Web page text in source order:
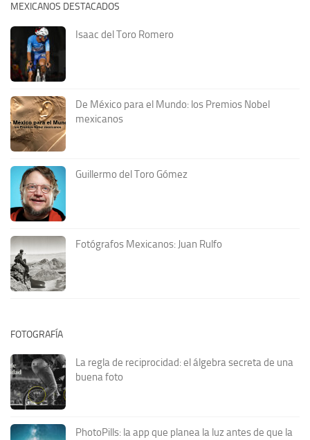
MEXICANOS DESTACADOS
Isaac del Toro Romero
De México para el Mundo: los Premios Nobel
mexicanos
Guillermo del Toro Gómez
Fotógrafos Mexicanos: Juan Rulfo
FOTOGRAFÍA
La regla de reciprocidad: el álgebra secreta de una
buena foto
PhotoPills: la app que planea la luz antes de que la